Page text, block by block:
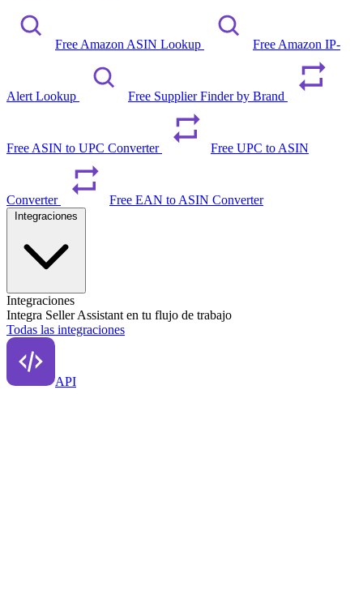
Free Amazon ASIN Lookup Free Amazon IP-
Alert Lookup Free Supplier Finder by Brand
Free ASIN to UPC Converter Free UPC to ASIN
Converter Free EAN to ASIN Converter
Integraciones
Integra Seller Assistant en tu flujo de trabajo
Todas las integraciones
API